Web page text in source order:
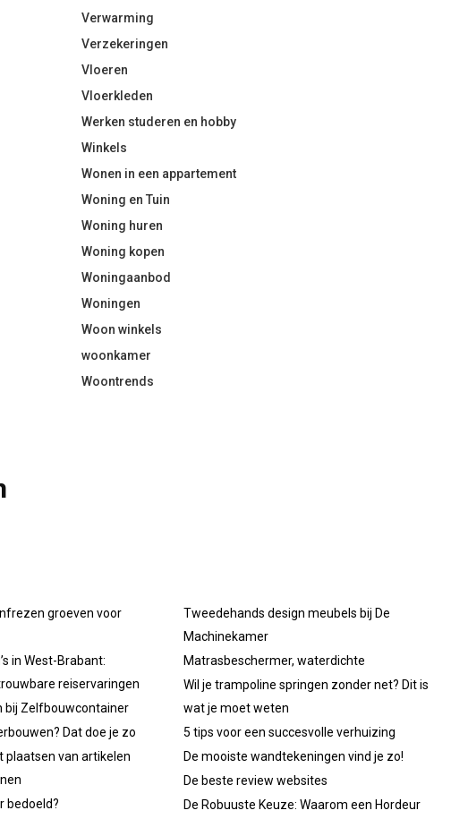
Verwarming
Verzekeringen
Vloeren
Vloerkleden
Werken studeren en hobby
Winkels
Wonen in een appartement
Woning en Tuin
Woning huren
Woning kopen
Woningaanbod
Woningen
Woon winkels
woonkamer
Woontrends
groeven voor
in West-Brabant:
reiservaringen
bij Zelfbouwcontainer
Dat doe je zo
plaatsen van artikelen
bedoeld?
Tweedehands design meubels bij De
Machinekamer
Matrasbeschermer, waterdichte
Wil je trampoline springen zonder net? Dit is
wat je moet weten
5 tips voor een succesvolle verhuizing
De mooiste wandtekeningen vind je zo!
De beste review websites
De Robuuste Keuze: Waarom een Hordeur